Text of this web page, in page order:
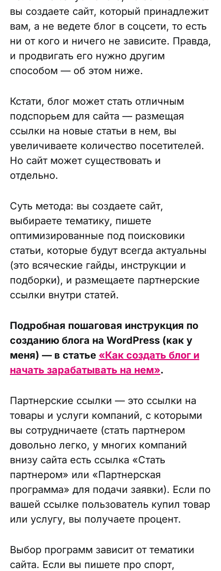
вы создаете сайт, который принадлежит
вам, а не ведете блог в соцсети, то есть
ни от кого и ничего не зависите. Правда,
и продвигать его нужно другим
способом — об этом ниже.
Кстати, блог может стать отличным
подспорьем для сайта — размещая
ссылки на новые статьи в нем, вы
увеличиваете количество посетителей.
Но сайт может существовать и
отдельно.
Суть метода: вы создаете сайт,
выбираете тематику, пишете
оптимизированные под поисковики
статьи, которые будут всегда актуальны
(это всяческие гайды, инструкции и
подборки), и размещаете партнерские
ссылки внутри статей.
Подробная пошаговая инструкция по
созданию блога на WordPress (как у
меня) — в статье «Как создать блог и
начать зарабатывать на нем».
Партнерские ссылки — это ссылки на
товары и услуги компаний, с которыми
вы сотрудничаете (стать партнером
довольно легко, у многих компаний
внизу сайта есть ссылка «Стать
партнером» или «Партнерская
программа» для подачи заявки). Если по
вашей ссылке пользователь купил товар
или услугу, вы получаете процент.
Выбор программ зависит от тематики
сайта. Если вы пишете про спорт,